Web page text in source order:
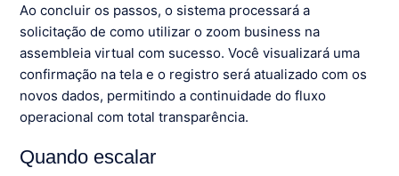
Ao concluir os passos, o sistema processará a
solicitação de como utilizar o zoom business na
assembleia virtual com sucesso. Você visualizará uma
confirmação na tela e o registro será atualizado com os
novos dados, permitindo a continuidade do fluxo
operacional com total transparência.
Quando escalar